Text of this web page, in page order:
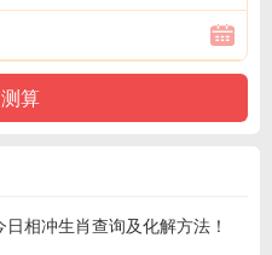
相冲生肖查询及化解方法！